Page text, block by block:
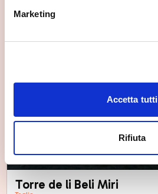
Marketing
Accetta tutti
Rifiuta
Torre de li Beli Miri